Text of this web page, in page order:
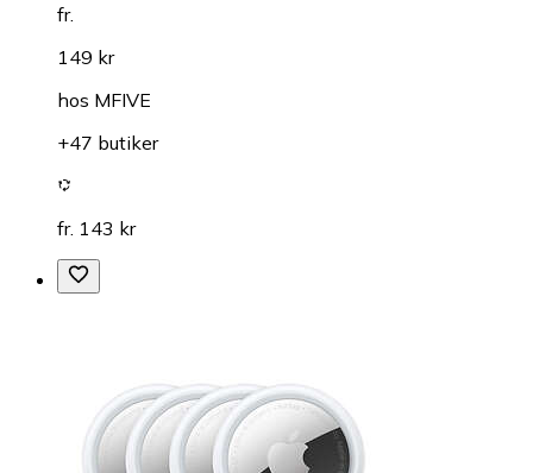
fr.
149 kr
hos MFIVE
+47 butiker
fr. 143 kr